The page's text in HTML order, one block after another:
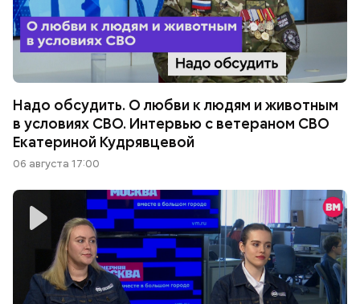
Надо обсудить. О любви к людям и животным
в условиях СВО. Интервью с ветераном СВО
Екатериной Кудрявцевой
06 августа 17:00